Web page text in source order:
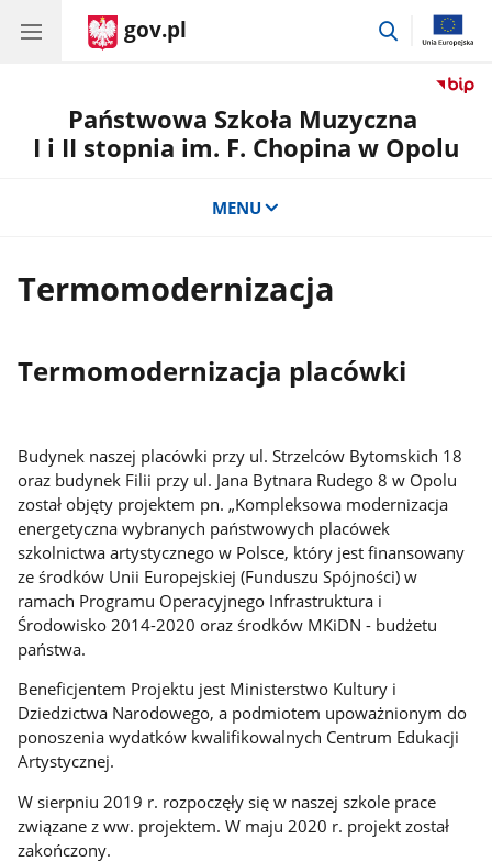
gov.pl
przejdź
Państwowa Szkoła Muzyczna
I i II stopnia im. F. Chopina w Opolu
MENU
Termomodernizacja
Termomodernizacja placówki
Budynek naszej placówki przy ul. Strzelców Bytomskich 18
oraz budynek Filii przy ul. Jana Bytnara Rudego 8 w Opolu
został objęty projektem pn. „Kompleksowa modernizacja
energetyczna wybranych państwowych placówek
szkolnictwa artystycznego w Polsce, który jest finansowany
ze środków Unii Europejskiej (Funduszu Spójności) w
ramach Programu Operacyjnego Infrastruktura i
Środowisko 2014-2020 oraz środków MKiDN - budżetu
państwa.
Beneficjentem Projektu jest Ministerstwo Kultury i
Dziedzictwa Narodowego, a podmiotem upoważnionym do
ponoszenia wydatków kwalifikowalnych Centrum Edukacji
Artystycznej.
W sierpniu 2019 r. rozpoczęły się w naszej szkole prace
związane z ww. projektem. W maju 2020 r. projekt został
zakończony.